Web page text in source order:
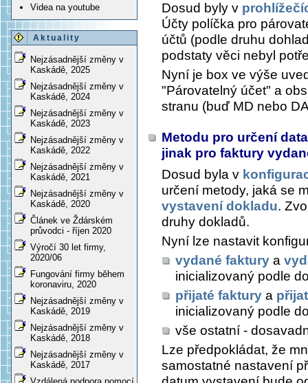
Videa na youtube
Aktuality
Nejzásadnější změny v
Kaskádě, 2025
Nejzásadnější změny v
Kaskádě, 2024
Nejzásadnější změny v
Kaskádě, 2023
Nejzásadnější změny v
Kaskádě, 2022
Nejzásadnější změny v
Kaskádě, 2021
Nejzásadnější změny v
Kaskádě, 2020
Článek ve Ždárském
průvodci - říjen 2020
Výročí 30 let firmy,
2020/06
Fungování firmy během
koronaviru, 2020
Nejzásadnější změny v
Kaskádě, 2019
Nejzásadnější změny v
Kaskádě, 2018
Nejzásadnější změny v
Kaskádě, 2017
Dosud byly v
Účty políčka pro
účtů (podle druhu
podstaty věci nebyl
Nyní je box ve výše
"Párovatelný účet" a
stranu (buď MD nebo
Metodu pro určení
jinak pro faktury
Dosud byla v
určení metody, jaká se
vystavení dokladu.
druhy dokladů.
Nyní lze nastavit
vydané faktury a
inicializovaný podle
přijaté faktury a
inicializovaný podle
vše ostatní -
Lze předpokládat, že
samostatné nastavení